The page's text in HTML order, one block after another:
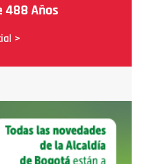
488 Años
>